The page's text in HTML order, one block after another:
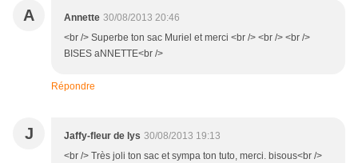
A Annette 30/08/2013 20:46
<br /> Superbe ton sac Muriel et merci <br /> <br /> <br />
BISES aNNETTE<br />
Répondre
J Jaffy-fleur de lys 30/08/2013 19:13
<br /> Très joli ton sac et sympa ton tuto, merci. bisous<br />